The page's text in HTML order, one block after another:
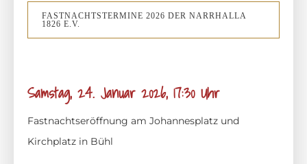
FASTNACHTSTERMINE 2026 DER NARRHALLA
1826 E.V.
Samstag, 24. Januar 2026, 17:30 Uhr
Fastnachtseröffnung am Johannesplatz und
Kirchplatz in Bühl